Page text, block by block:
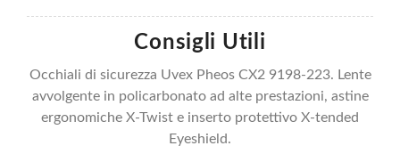
Consigli Utili
Occhiali di sicurezza Uvex Pheos CX2 9198-223. Lente
avvolgente in policarbonato ad alte prestazioni, astine
ergonomiche X-Twist e inserto protettivo X-tended
Eyeshield.